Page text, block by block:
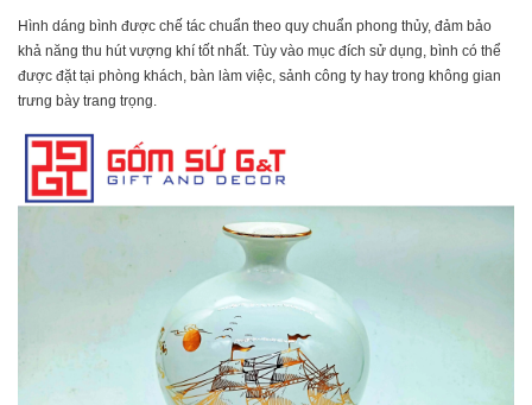
Hình dáng bình được chế tác chuẩn theo quy chuẩn phong thủy, đảm bảo
khả năng thu hút vượng khí tốt nhất. Tùy vào mục đích sử dụng, bình có thể
được đặt tại phòng khách, bàn làm việc, sảnh công ty hay trong không gian
trưng bày trang trọng.